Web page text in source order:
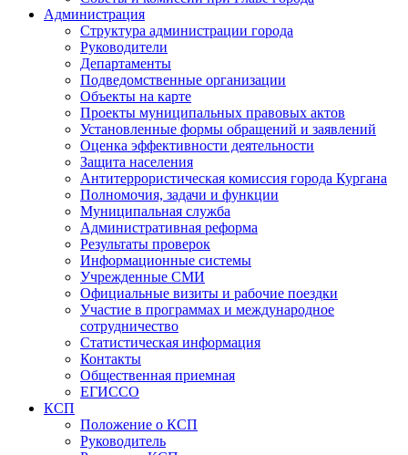
Администрация
Структура администрации города
Руководители
Департаменты
Подведомственные организации
Объекты на карте
Проекты муниципальных правовых актов
Установленные формы обращений и заявлений
Оценка эффективности деятельности
Защита населения
Антитеррористическая комиссия города Кургана
Полномочия, задачи и функции
Муниципальная служба
Административная реформа
Результаты проверок
Информационные системы
Учрежденные СМИ
Официальные визиты и рабочие поездки
Участие в программах и международное
сотрудничество
Статистическая информация
Контакты
Общественная приемная
ЕГИССО
КСП
Положение о КСП
Руководитель